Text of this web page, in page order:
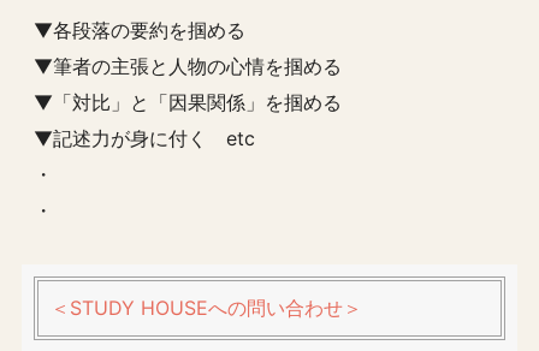
▼各段落の要約を掴める
▼筆者の主張と人物の心情を掴める
▼「対比」と「因果関係」を掴める
▼記述力が身に付く etc
・
・
＜STUDY HOUSEへの問い合わせ＞